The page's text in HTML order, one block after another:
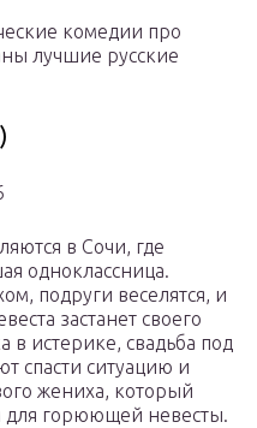
комедии про
лучшие русские
в Сочи, где
одноклассница.
подруги веселятся, и
застанет своего
истерике, свадьба под
спасти ситуацию и
жениха, который
для горюющей невесты.